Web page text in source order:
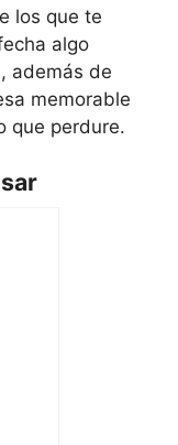
los que te
algo
además de
memorable
que perdure.